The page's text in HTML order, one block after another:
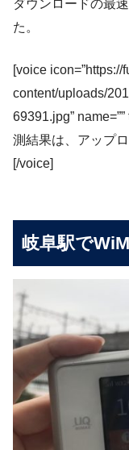
ダウンロードの最
た。
[voice
content/uploads/
69391.jpg”
測結果は、アップ
[/voice]
岐阜駅で